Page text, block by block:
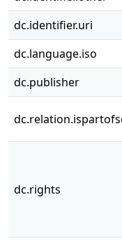
dc.identifier.uri
dc.language.iso
dc.publisher
dc.rights